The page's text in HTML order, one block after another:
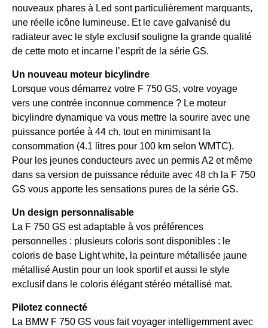
nouveaux phares à Led sont particulièrement marquants,
une réelle icône lumineuse. Et le cave galvanisé du
radiateur avec le style exclusif souligne la grande qualité
de cette moto et incarne l’esprit de la série GS.
Un nouveau moteur bicylindre
Lorsque vous démarrez votre F 750 GS, votre voyage
vers une contrée inconnue commence ? Le moteur
bicylindre dynamique va vous mettre la sourire avec une
puissance portée à 44 ch, tout en minimisant la
consommation (4.1 litres pour 100 km selon WMTC).
Pour les jeunes conducteurs avec un permis A2 et même
dans sa version de puissance réduite avec 48 ch la F 750
GS vous apporte les sensations pures de la série GS.
Un design personnalisable
La F 750 GS est adaptable à vos préférences
personnelles : plusieurs coloris sont disponibles : le
coloris de base Light white, la peinture métallisée jaune
métallisé Austin pour un look sportif et aussi le style
exclusif dans le coloris élégant stéréo métallisé mat.
Pilotez connecté
La BMW F 750 GS vous fait voyager intelligemment avec